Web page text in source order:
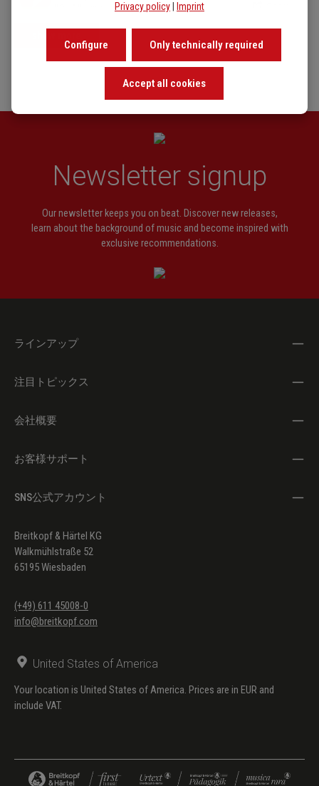
Newsletter signup
Our newsletter keeps you on beat. Discover new releases,
learn about the background of music and become inspired with
exclusive recommendations.
ラインアップ
注目トピックス
会社概要
お客様サポート
SNS公式アカウント
Breitkopf & Härtel KG
Walkmühlstraße 52
65195 Wiesbaden
(+49) 611 45008-0
info@breitkopf.com
United States of America
Your location is United States of America. Prices are in EUR and
include VAT.
Privacy policy| Imprint
Only technically required
Configure
Accept all cookies